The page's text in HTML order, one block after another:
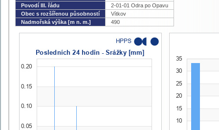
Povodí III. řádu
2-01-01 Odra po Opavu
Obec s rozšířenou působností
Vítkov
Nadmořská výška [m n. m.]
490